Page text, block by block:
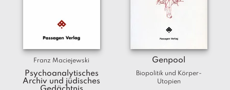
Franz Maciejewski
Psychoanalytisches
Archiv und jüdisches
Genpool
Biopolitik und Körper-
Utopien